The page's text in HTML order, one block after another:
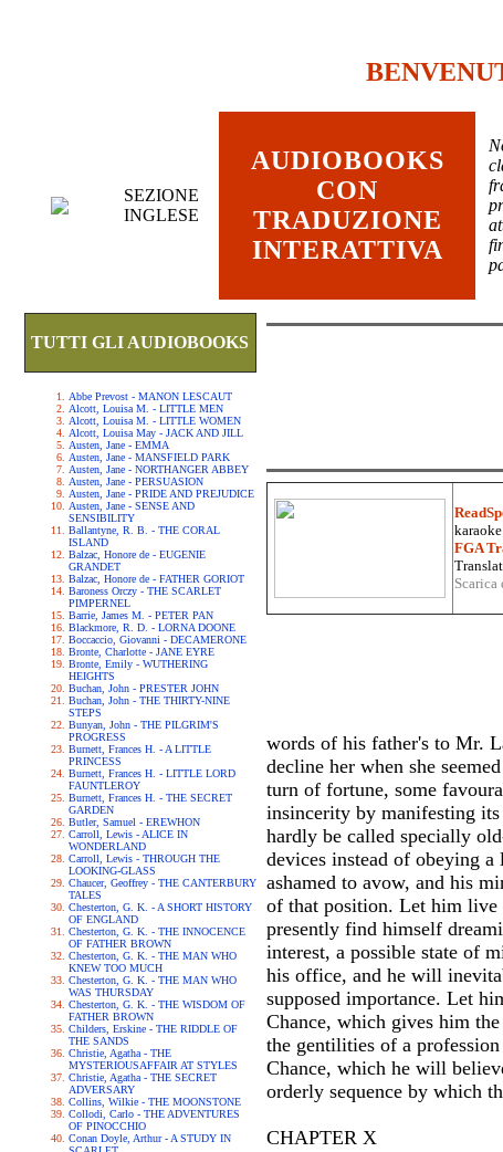
SEZIONE
INGLESE
AUDIOBOOKS
CON
TRADUZIONE
INTERATTIVA
TUTTI GLI AUDIOBOOKS
Abbe Prevost - MANON LESCAUT
Alcott, Louisa M. - LITTLE MEN
Alcott, Louisa M. - LITTLE WOMEN
Alcott, Louisa May - JACK AND JILL
Austen, Jane - EMMA
Austen, Jane - MANSFIELD PARK
Austen, Jane - NORTHANGER ABBEY
Austen, Jane - PERSUASION
Austen, Jane - PRIDE AND PREJUDICE
Austen, Jane - SENSE AND
SENSIBILITY
Ballantyne, R. B. - THE CORAL
ISLAND
Balzac, Honore de - EUGENIE
GRANDET
Balzac, Honore de - FATHER GORIOT
Baroness Orczy - THE SCARLET
PIMPERNEL
Barrie, James M. - PETER PAN
Blackmore, R. D. - LORNA DOONE
Boccaccio, Giovanni - DECAMERONE
Bronte, Charlotte - JANE EYRE
Bronte, Emily - WUTHERING
HEIGHTS
Buchan, John - PRESTER JOHN
Buchan, John - THE THIRTY-NINE
STEPS
Bunyan, John - THE PILGRIM'S
PROGRESS
Burnett, Frances H. - A LITTLE
PRINCESS
Burnett, Frances H. - LITTLE LORD
FAUNTLEROY
Burnett, Frances H. - THE SECRET
GARDEN
Butler, Samuel - EREWHON
Carroll, Lewis - ALICE IN
WONDERLAND
Carroll, Lewis - THROUGH THE
LOOKING-GLASS
Chaucer, Geoffrey - THE CANTERBURY
TALES
Chesterton, G. K. - A SHORT HISTORY
OF ENGLAND
Chesterton, G. K. - THE INNOCENCE
OF FATHER BROWN
Chesterton, G. K. - THE MAN WHO
KNEW TOO MUCH
Chesterton, G. K. - THE MAN WHO
WAS THURSDAY
Chesterton, G. K. - THE WISDOM OF
FATHER BROWN
Childers, Erskine - THE RIDDLE OF
THE SANDS
Christie, Agatha - THE
MYSTERIOUSAFFAIR AT STYLES
Christie, Agatha - THE SECRET
ADVERSARY
Collins, Wilkie - THE MOONSTONE
Collodi, Carlo - THE ADVENTURES
OF PINOCCHIO
Conan Doyle, Arthur - A STUDY IN
FGA
words of his father's to Mr.
decline her when she
turn of fortune, some
insincerity by manifesting
hardly be called specially
devices instead of obeying
ashamed to avow, and his
of that position. Let him live
presently find himself
interest, a possible state of
his office, and he will
supposed importance. Let
Chance, which gives him
the gentilities of a
Chance, which he will
orderly sequence by which
CHAPTER X